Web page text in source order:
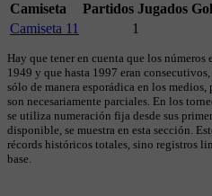
Camiseta
Partidos Jugados
Camiseta 11
1
Hay que tener en cuenta que los números
1949 y que hasta 1997 eran
sólo de manera esporádica en los
son necesariamente parciales. En los
se utiliza numeración fija desde sus
disponible, se muestra en esta sección.
récords históricos totales, sino registros
base.